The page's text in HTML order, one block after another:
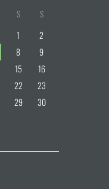
S S
1
2
8
9
15
16
22
23
29
30